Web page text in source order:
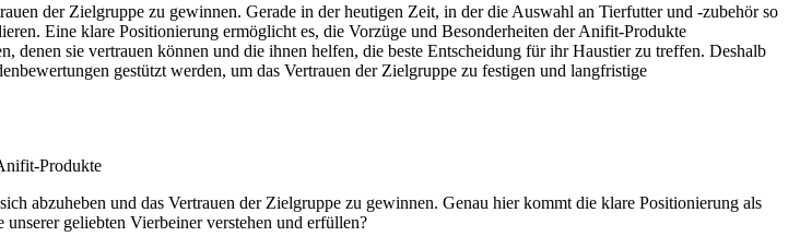
der Zielgruppe zu gewinnen. Gerade in der heutigen Zeit, in der die Auswahl an Tierfutter und -zubehör so
Eine klare Positionierung ermöglicht es, die Vorzüge und Besonderheiten der Anifit-Produkte
denen sie vertrauen können und die ihnen helfen, die beste Entscheidung für ihr Haustier zu treffen. Deshalb
gestützt werden, um das Vertrauen der Zielgruppe zu festigen und langfristige
Produkte
abzuheben und das⁤ Vertrauen der Zielgruppe⁤ zu gewinnen. Genau hier⁤ kommt die klare Positionierung als
geliebten Vierbeiner‌ verstehen und erfüllen?